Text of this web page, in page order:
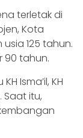
terletak di
Kota
125 tahun.
90 tahun.
Isma’il, KH
Saat itu,